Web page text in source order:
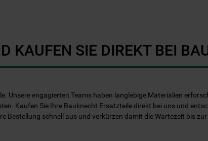
KAUFEN SIE DIREKT BEI
Unsere engagierten Teams haben langlebige Materialien
Kaufen Sie Ihre Bauknecht Ersatzteile direkt bei uns und
Bestellung schnell aus und verkürzen damit die Wartezeit bis
Mehr Informationen
www.bauknecht.de/seiten/nutzung-
cookies